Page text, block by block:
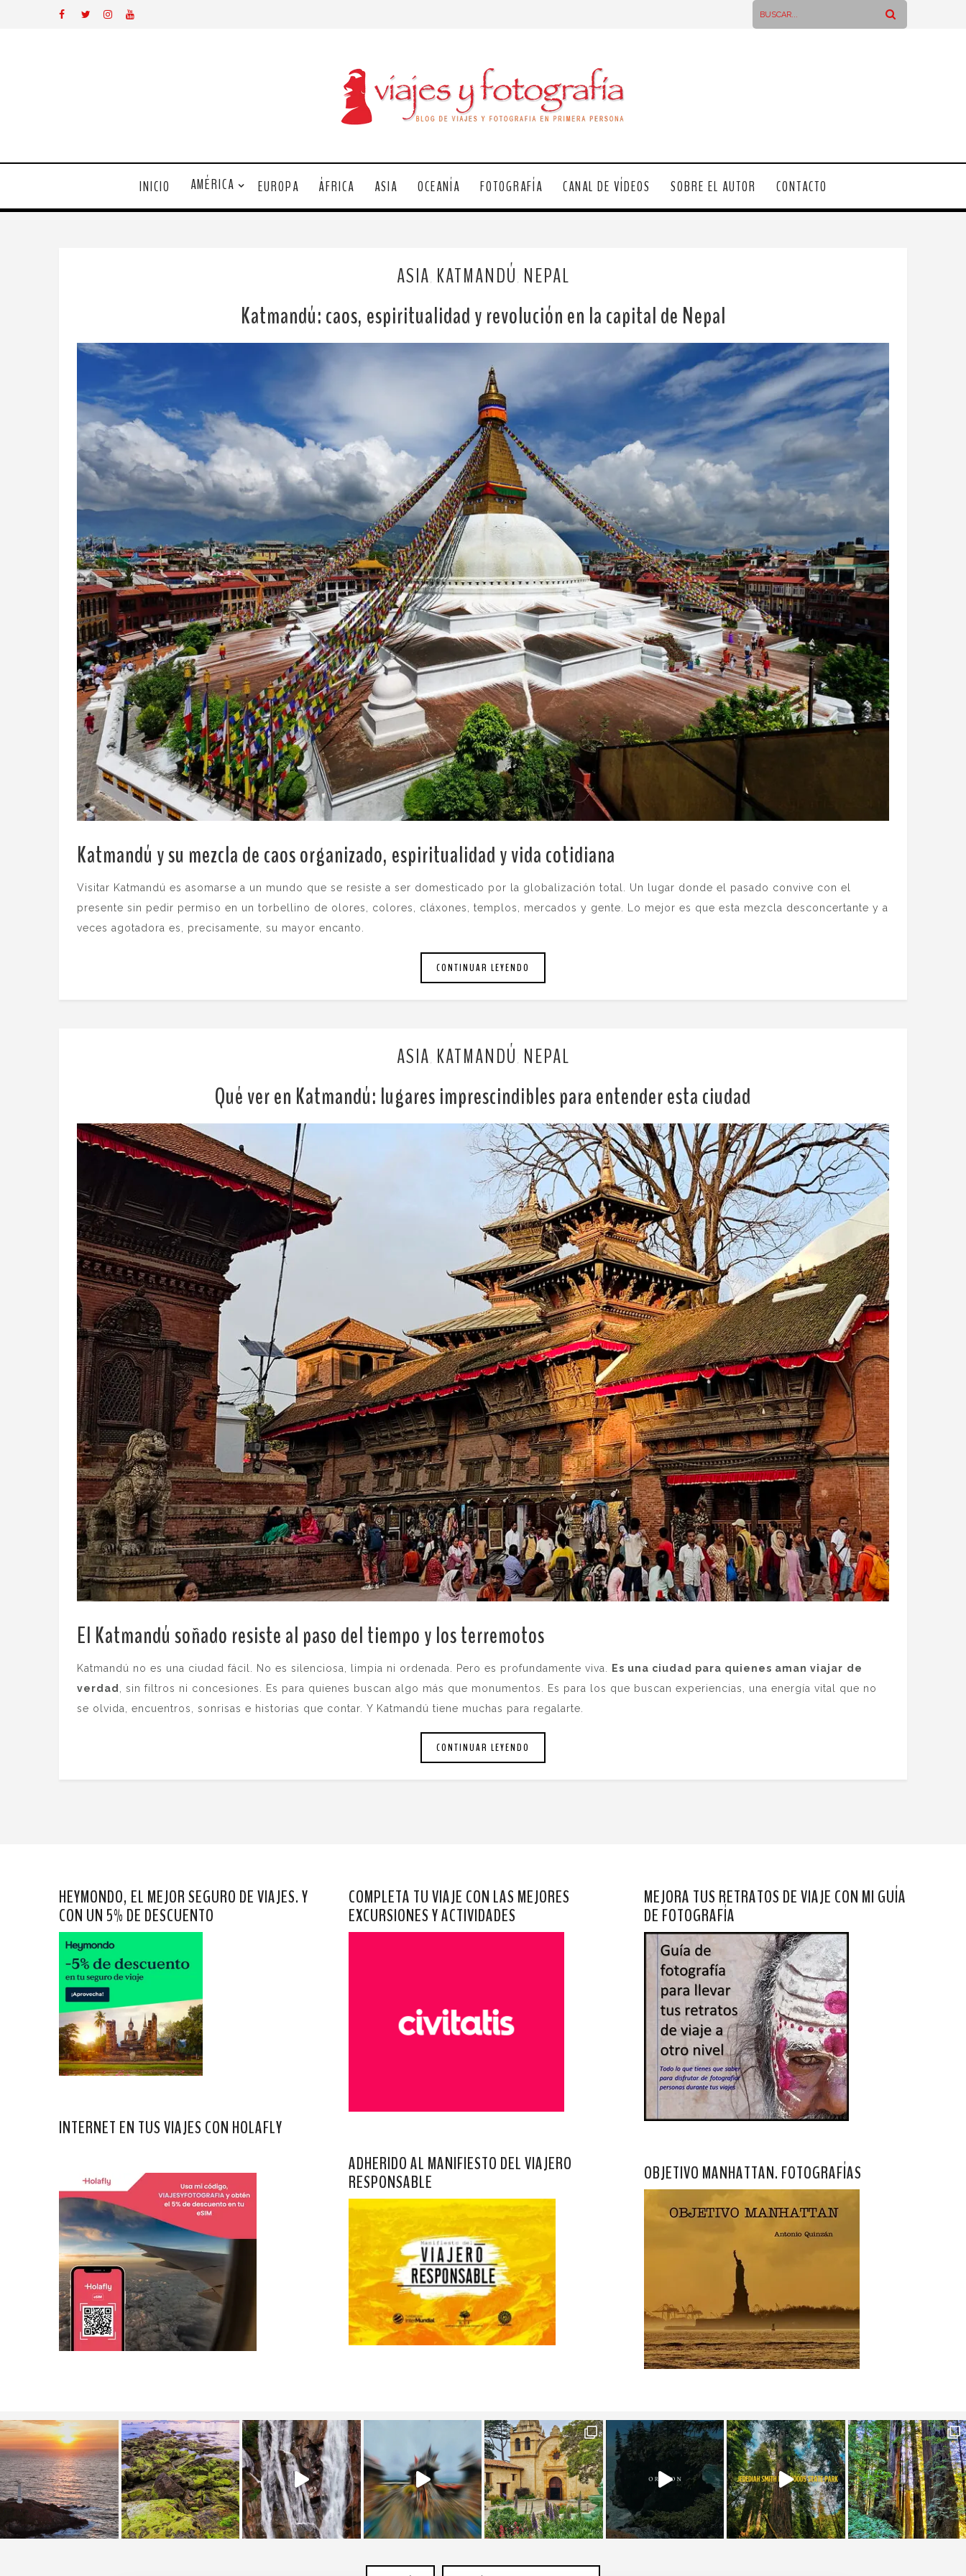
INICIO AMÉRICA EUROPA ÁFRICA ASIA OCEANÍA FOTOGRAFÍA CANAL DE VÍDEOS SOBRE EL AUTOR CONTACTO
ASIA KATMANDÚ NEPAL
Katmandú: caos, espiritualidad y revolución en la capital de Nepal
Katmandú y su mezcla de caos organizado, espiritualidad y vida cotidiana
Visitar Katmandú es asomarse a un mundo que se resiste a ser domesticado por la globalización total. Un lugar donde el pasado convive con el
presente sin pedir permiso en un torbellino de olores, colores, cláxones, templos, mercados y gente. Lo mejor es que esta mezcla desconcertante y a
veces agotadora es, precisamente, su mayor encanto.
CONTINUAR LEYENDO
ASIA KATMANDÚ NEPAL
Qué ver en Katmandú: lugares imprescindibles para entender esta ciudad
El Katmandú soñado resiste al paso del tiempo y los terremotos
Katmandú no es una ciudad fácil. No es silenciosa, limpia ni ordenada. Pero es profundamente viva. Es una ciudad para quienes aman viajar de
verdad
, sin filtros ni concesiones. Es para quienes buscan algo más que monumentos. Es para los que buscan experiencias, una energía vital que no
se olvida, encuentros, sonrisas e historias que contar. Y Katmandú tiene muchas para regalarte.
CONTINUAR LEYENDO
HEYMONDO, EL MEJOR SEGURO DE VIAJES. Y
CON UN 5% DE DESCUENTO
INTERNET EN TUS VIAJES CON HOLAFLY
COMPLETA TU VIAJE CON LAS MEJORES
EXCURSIONES Y ACTIVIDADES
ADHERIDO AL MANIFIESTO DEL VIAJERO
RESPONSABLE
MEJORA TUS RETRATOS DE VIAJE CON MI GUÍA
DE FOTOGRAFÍA
OBJETIVO MANHATTAN. FOTOGRAFÍAS